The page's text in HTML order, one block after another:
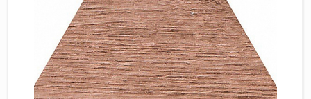
Искусственный камень
Клинкер